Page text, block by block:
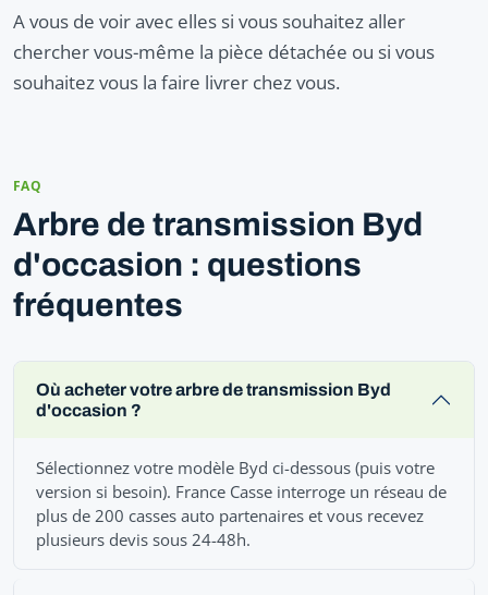
A vous de voir avec elles si vous souhaitez aller
chercher vous-même la pièce détachée ou si vous
souhaitez vous la faire livrer chez vous.
FAQ
Arbre de transmission Byd
d'occasion : questions
fréquentes
Où acheter votre arbre de transmission Byd
d'occasion ?
Sélectionnez votre modèle Byd ci-dessous (puis votre
version si besoin). France Casse interroge un réseau de
plus de 200 casses auto partenaires et vous recevez
plusieurs devis sous 24-48h.